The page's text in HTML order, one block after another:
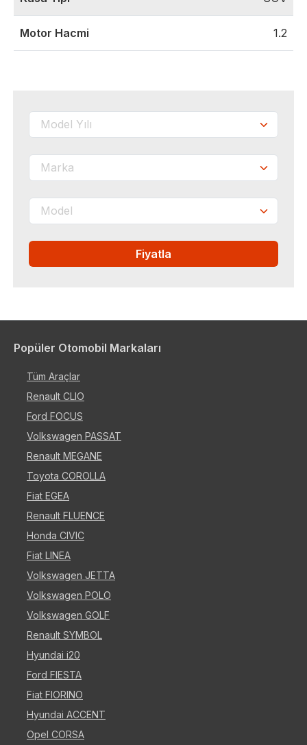
Motor Hacmi 1.2
Fiyatla
Popüler Otomobil Markaları
Tüm Araçlar
Renault CLIO
Ford FOCUS
Volkswagen PASSAT
Renault MEGANE
Toyota COROLLA
Fiat EGEA
Renault FLUENCE
Honda CIVIC
Fiat LINEA
Volkswagen JETTA
Volkswagen POLO
Volkswagen GOLF
Renault SYMBOL
Hyundai i20
Ford FIESTA
Fiat FIORINO
Hyundai ACCENT
Opel CORSA